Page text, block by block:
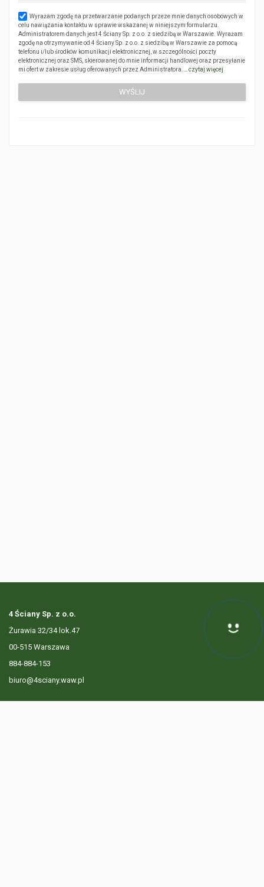
Wyrażam zgodę na przetwarzanie podanych przeze mnie danych osobowych w
celu nawiązania kontaktu w sprawie wskazanej w niniejszym formularzu.
Administratorem danych jest 4 Ściany Sp. z o.o. z siedzibą w Warszawie. Wyrażam
zgodę na otrzymywanie od 4 Ściany Sp. z o.o. z siedzibą w Warszawie za pomocą
telefonu i/lub środków komunikacji elektronicznej, w szczególności poczty
elektronicznej oraz SMS, skierowanej do mnie informacji handlowej oraz przesyłanie
mi ofert w zakresie usług oferowanych przez Administratora.… czytaj więcej
4 Ściany Sp. z o.o.
Żurawia 32/34 lok.47
00-515 Warszawa
884-884-153
biuro@4sciany.waw.pl